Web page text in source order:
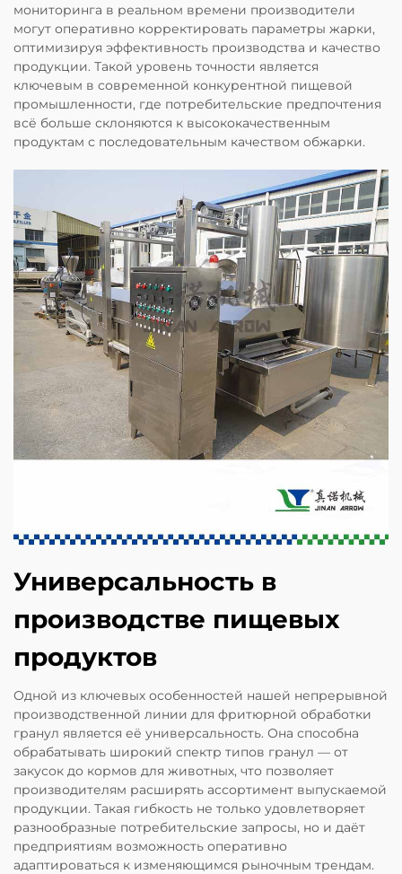
мониторинга в реальном времени производители
могут оперативно корректировать параметры жарки,
оптимизируя эффективность производства и качество
продукции. Такой уровень точности является
ключевым в современной конкурентной пищевой
промышленности, где потребительские предпочтения
всё больше склоняются к высококачественным
продуктам с последовательным качеством обжарки.
Универсальность в
производстве пищевых
продуктов
Одной из ключевых особенностей нашей непрерывной
производственной линии для фритюрной обработки
гранул является её универсальность. Она способна
обрабатывать широкий спектр типов гранул — от
закусок до кормов для животных, что позволяет
производителям расширять ассортимент выпускаемой
продукции. Такая гибкость не только удовлетворяет
разнообразные потребительские запросы, но и даёт
предприятиям возможность оперативно
адаптироваться к изменяющимся рыночным трендам.